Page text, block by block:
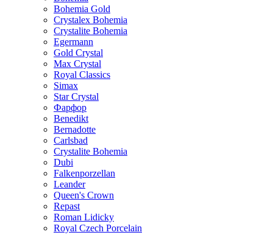
Bohemia Gold
Crystalex Bohemia
Crystalite Bohemia
Egermann
Gold Crystal
Max Crystal
Royal Classics
Simax
Star Crystal
Фарфор
Benedikt
Bernadotte
Carlsbad
Crystalite Bohemia
Dubi
Falkenporzellan
Leander
Queen's Crown
Repast
Roman Lidicky
Royal Czech Porcelain